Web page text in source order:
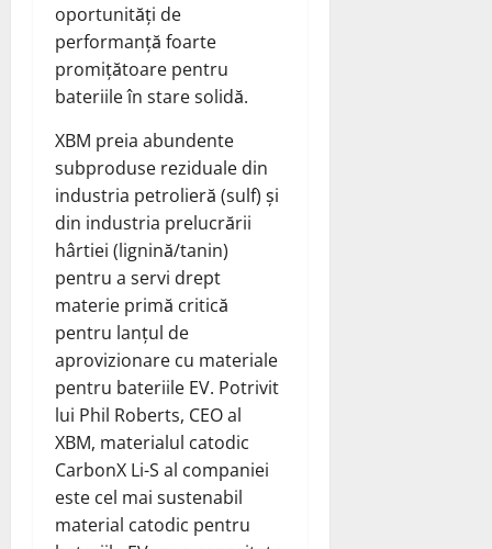
oportunități de
performanță foarte
promițătoare pentru
bateriile în stare solidă.
XBM preia abundente
subproduse reziduale din
industria petrolieră (sulf) și
din industria prelucrării
hârtiei (lignină/tanin)
pentru a servi drept
materie primă critică
pentru lanțul de
aprovizionare cu materiale
pentru bateriile EV. Potrivit
lui Phil Roberts, CEO al
XBM, materialul catodic
CarbonX Li-S al companiei
este cel mai sustenabil
material catodic pentru